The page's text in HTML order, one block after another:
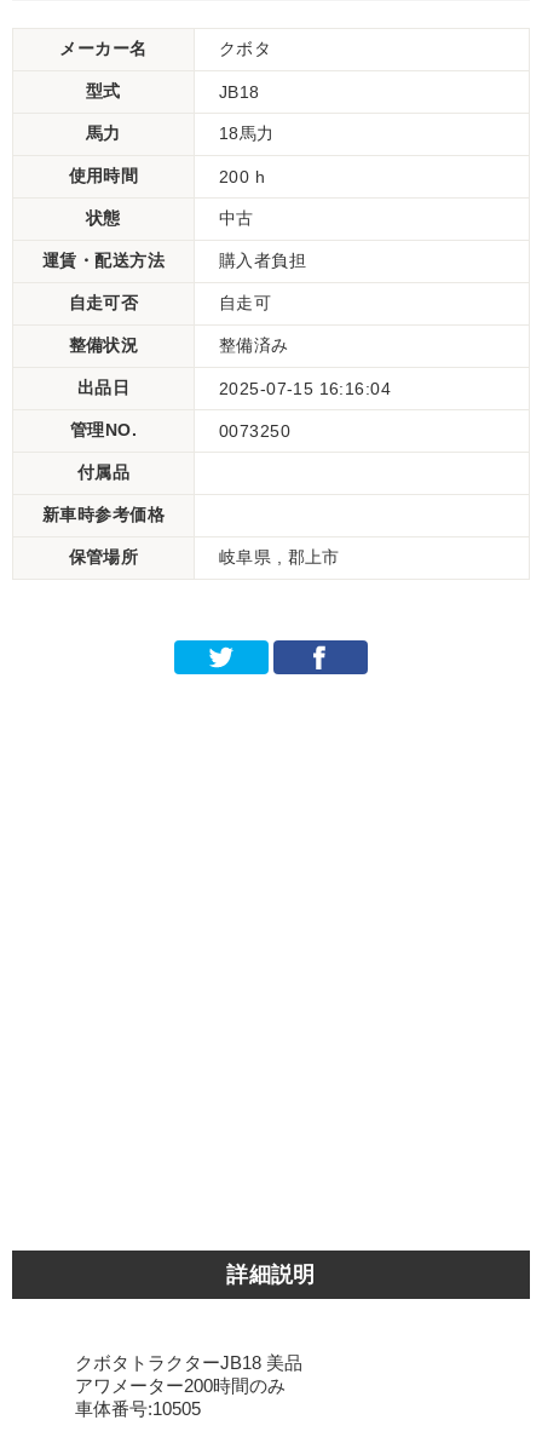
メーカー名 クボタ
型式 JB18
馬力 18馬力
使用時間 200 h
状態 中古
運賃・配送方法 購入者負担
自走可否 自走可
整備状況 整備済み
出品日 2025-07-15 16:16:04
管理NO. 0073250
付属品
新車時参考価格
保管場所 岐阜県 , 郡上市
詳細説明
クボタトラクターJB18 美品
アワメーター200時間のみ
車体番号:10505